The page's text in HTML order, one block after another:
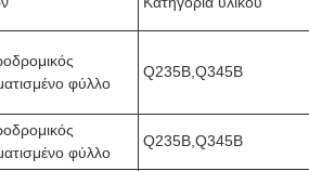
φύλλο
Q235B,Q345B
φύλλο
Q235B,Q345B